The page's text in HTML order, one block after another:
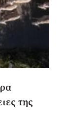
της